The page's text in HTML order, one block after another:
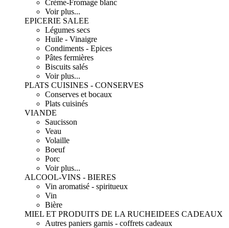
Crème-Fromage blanc
Voir plus...
EPICERIE SALEE
Légumes secs
Huile - Vinaigre
Condiments - Epices
Pâtes fermières
Biscuits salés
Voir plus...
PLATS CUISINES - CONSERVES
Conserves et bocaux
Plats cuisinés
VIANDE
Saucisson
Veau
Volaille
Boeuf
Porc
Voir plus...
ALCOOL-VINS - BIERES
Vin aromatisé - spiritueux
Vin
Bière
MIEL ET PRODUITS DE LA RUCHEIDEES CADEAUX
Autres paniers garnis - coffrets cadeaux